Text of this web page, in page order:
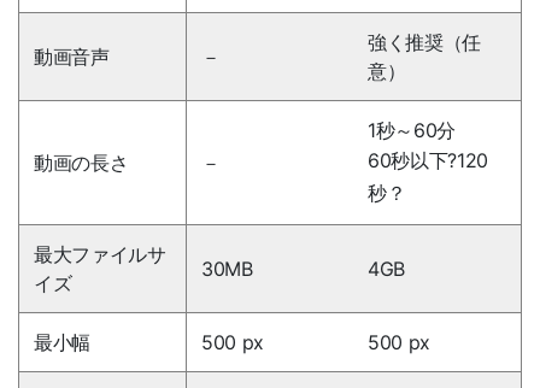
動画音声 －
強く推奨（任
意）
動画の長さ －
1秒～60分
60秒以下?120
秒？
最大ファイルサ
イズ
30MB 4GB
最小幅 500 px 500 px